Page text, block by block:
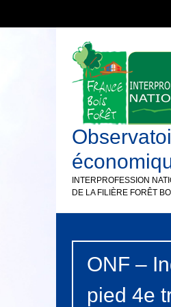
INTERPROFESSION
DE LA FILIÈRE FORÊT
ONF –
pied 4e